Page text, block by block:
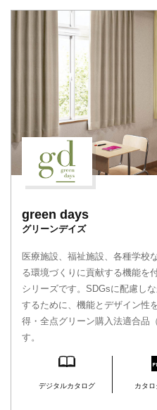
green days
グリーンデイズ
医療施設、福祉施設、各種学校
る環境づくりに貢献する機能を
シリーズです。SDGsに配慮し
するために、機能とデザイン性
得・全点グリーン購入法適合品
す。
デジタルカタログ カタ